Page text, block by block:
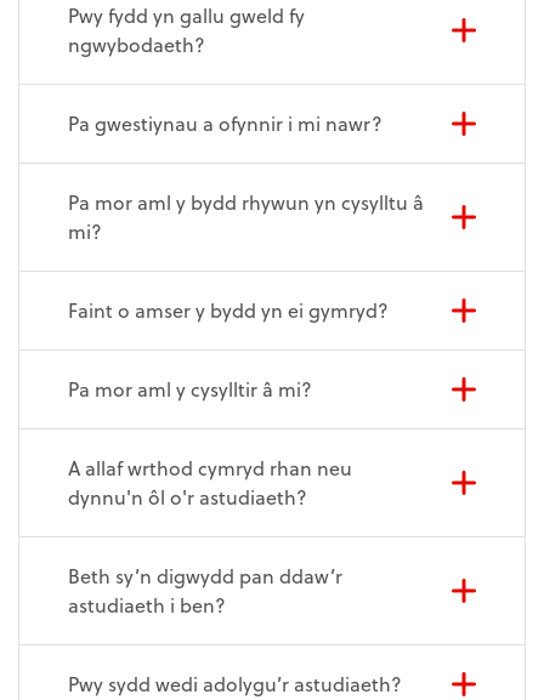
Pwy fydd yn gallu gweld fy
ngwybodaeth?
Pa gwestiynau a ofynnir i mi nawr?
Pa mor aml y bydd rhywun yn cysylltu â
mi?
Faint o amser y bydd yn ei gymryd?
Pa mor aml y cysylltir â mi?
A allaf wrthod cymryd rhan neu
dynnu'n ôl o'r astudiaeth?
Beth sy’n digwydd pan ddaw’r
astudiaeth i ben?
Pwy sydd wedi adolygu’r astudiaeth?